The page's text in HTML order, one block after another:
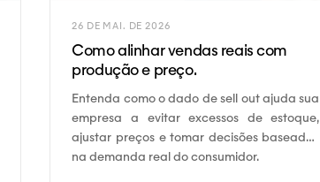
26 DE MAI. DE 2026
Como alinhar vendas reais com
produção e preço.
Entenda como o dado de sell out ajuda sua
empresa a evitar excessos de estoque,
ajustar preços e tomar decisões baseadas
na demanda real do consumidor.